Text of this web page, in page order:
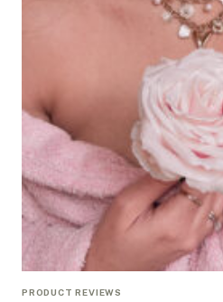
PRODUCT REVIEWS